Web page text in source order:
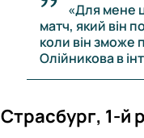
«Для мене
матч, який він
коли він зможе
Олійникова в
Страсбург, 1-й